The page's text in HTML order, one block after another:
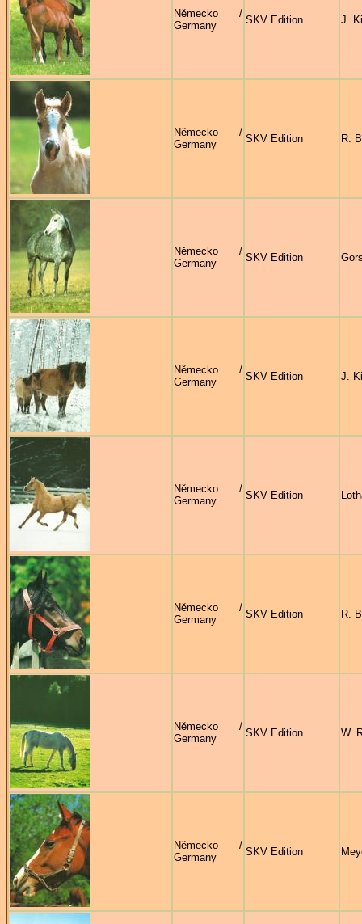
Německo /
Germany
SKV Edition J.
Německo /
Germany
SKV Edition R.
Německo /
Germany
SKV Edition
Německo /
Germany
SKV Edition J.
Německo /
Germany
SKV Edition
Německo /
Germany
SKV Edition R.
Německo /
Germany
SKV Edition W.
Německo /
Germany
SKV Edition